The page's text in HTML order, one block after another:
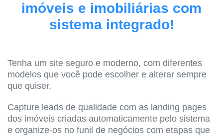
imóveis e imobiliárias com
sistema integrado!
Tenha um site seguro e moderno, com diferentes
modelos que você pode escolher e alterar sempre
que quiser.
Capture leads de qualidade com as landing pages
dos imóveis criadas automaticamente pelo sistema
e organize-os no funil de negócios com etapas que